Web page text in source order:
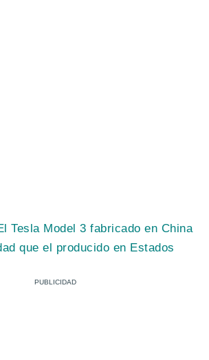
Tesla Model 3 fabricado en China
que el producido en Estados